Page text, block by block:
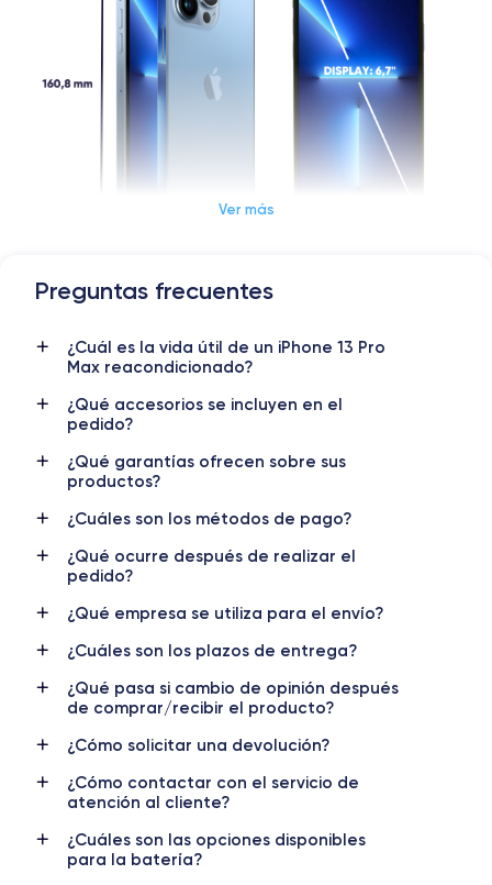
Dimensiones y Peso iPhone 13 Pro Max
Lanzamiento
14/09/2021
Sist. operativo
Dimensiones
Pantalla
OLED 6.7 pulgadas 2778 x 1284 píxeles
RAM Memoria interna
Apple A15 Bionic 6
Nombre GPU
5 Core GPU
Frec. procesador
3.22 GHz
12 MP 12 MP
Resolución vídeo
4K - 3840x2160px
Carga rápida
Ver más
Preguntas frecuentes
¿Cuál es la vida útil de un iPhone 13 Pro
Max reacondicionado?
¿Qué accesorios se incluyen en el
pedido?
¿Qué garantías ofrecen sobre sus
productos?
¿Cuáles son los métodos de pago?
¿Qué ocurre después de realizar el
pedido?
¿Qué empresa se utiliza para el envío?
¿Cuáles son los plazos de entrega?
¿Qué pasa si cambio de opinión después
de comprar/recibir el producto?
¿Cómo solicitar una devolución?
¿Cómo contactar con el servicio de
atención al cliente?
¿Cuáles son las opciones disponibles
para la batería?